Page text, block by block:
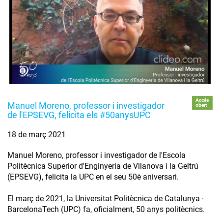
Manuel Moreno, professor i investigador
de l'EPSEVG, felicita els #50anysUPC
Accés
obert
18 de març 2021
Manuel Moreno, professor i investigador de l'Escola
Politècnica Superior d'Enginyeria de Vilanova i la Geltrú
(EPSEVG), felicita la UPC en el seu 50è aniversari.
El març de 2021, la Universitat Politècnica de Catalunya ·
BarcelonaTech (UPC) fa, oficialment, 50 anys politècnics.